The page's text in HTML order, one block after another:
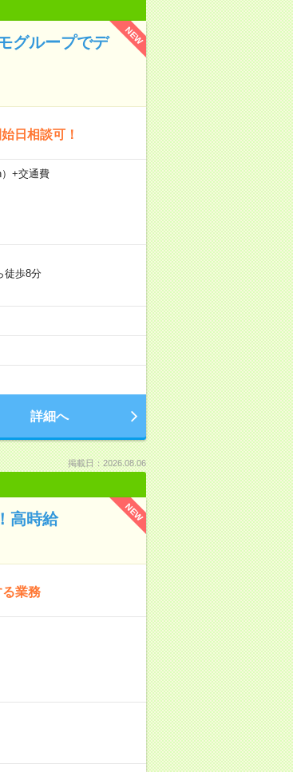
NEW
グループでデ
日相談可！
+交通費
徒歩8分
詳細へ
掲載日：2026.08.06
NEW
高時給
業務